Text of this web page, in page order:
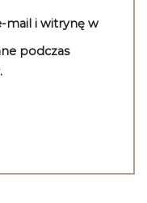
mail i witrynę w
podczas